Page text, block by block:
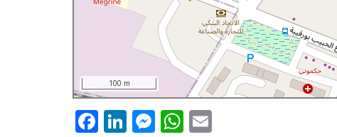
100 m
Facebook
LinkedIn
Messenger
WhatsApp